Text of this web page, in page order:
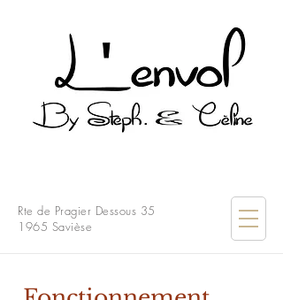
Rte de Pragier Dessous 35
1965 Savièse